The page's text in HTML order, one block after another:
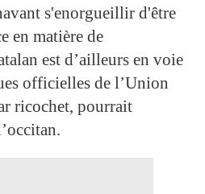
s'enorgueillir d'être
en matière de
est d’ailleurs en voie
officielles de l’Union
ricochet, pourrait